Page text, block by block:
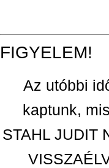
FIGYELEM!
Az utóbbi
kaptunk,
STAHL JUDIT